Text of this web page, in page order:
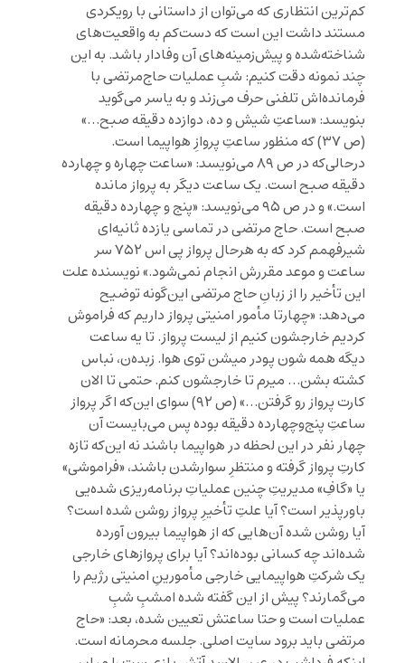
کم‌ترین انتظاری که می‌توان از داستانی با رویکردی
مستند داشت این است که دست‌کم به واقعیت‌های
شناخته‌شده و پیش‌زمینه‌های آن وفادار باشد. به این
چند نمونه دقت کنیم: شبِ عملیات حاج‌‌مرتضی با
فرمانده‌اش تلفنی حرف می‌زند و به یاسر می‌گوید
بنویسد: «ساعتِ شیش و ده، دوازده دقیقه صبح…»
(ص ۳۷) که منظور ساعتِ پروازِ هواپیما است.
درحالی‌که در ص ۸۹ می‌نویسد: «ساعت چهاره و چهارده
دقیقه صبح است. یک ساعت دیگر به پرواز مانده
است.» و در ص ۹۵ می‌نویسد: «پنج و چهارده دقیقه
صبح است. حاج مرتضی در تماسی یازده ثانیه‌ای
شیرفهمم کرد که به هرحال پرواز پی اس ۷۵۲ سر
ساعت و موعد مقررش انجام نمی‌شود.» نویسنده علت
این تأخیر را از زبانِ حاج مرتضی این‌گونه توضیح
می‌دهد: «چهارتا مأمور امنیتی پرواز داریم که فراموش
کردیم خارجشون کنیم از لیست پرواز. تا یه ساعت
دیگه همه شون پودر میشن توی هوا. زبده‌ن، نباس
کشته بشن… میرم تا خارجشون کنم. حتمی تا الان
کارت پرواز رو گرفتن…» (ص ۹۲) سوای این‌که اگر پرواز
ساعتِ پنج‌وچهارده دقیقه بوده پس می‌بایست آن
چهار نفر در این لحظه در هواپیما باشند نه این‌که تازه
کارتِ پرواز گرفته‌ و منتظرِ سوارشدن باشند، «فراموشی»
یا «گافِ» مدیریتِ چنین عملیاتِ برنامه‌ریزی شده‌یی
باورپذیر است؟ آیا علتِ تأخیرِ پرواز روشن شده است؟
آیا روشن شده آن‌هایی که از هواپیما بیرون آورده
شده‌اند چه کسانی بوده‌اند؟ آیا برای پروازهای خارجی
یک شرکتِ هواپیمایی خارجی مأمورینِ امنیتی رژیم را
می‌گمارند؟ پیش از این گفته شده امشبِ شبِ
عملیات است و حتا ساعتش تعیین شده، بعد: «حاج
مرتضی باید برود سایت اصلی. جلسه محرمانه است.